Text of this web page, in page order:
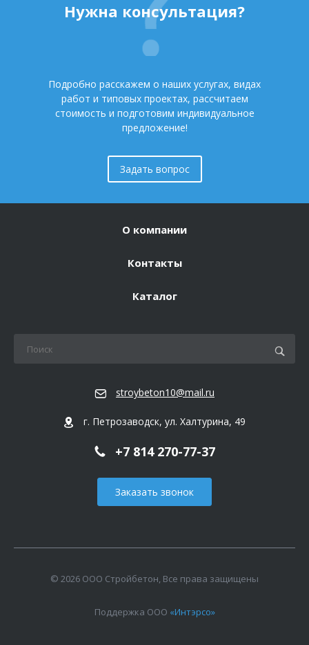
Нужна консультация?
Подробно расскажем о наших услугах, видах
работ и типовых проектах, рассчитаем
стоимость и подготовим индивидуальное
предложение!
Задать вопрос
О компании
Контакты
Каталог
stroybeton10@mail.ru
г. Петрозаводск, ул. Халтурина, 49
+7 814 270-77-37
Заказать звонок
© 2026 ООО Стройбетон, Все права защищены
Поддержка ООО «Интэрсо»